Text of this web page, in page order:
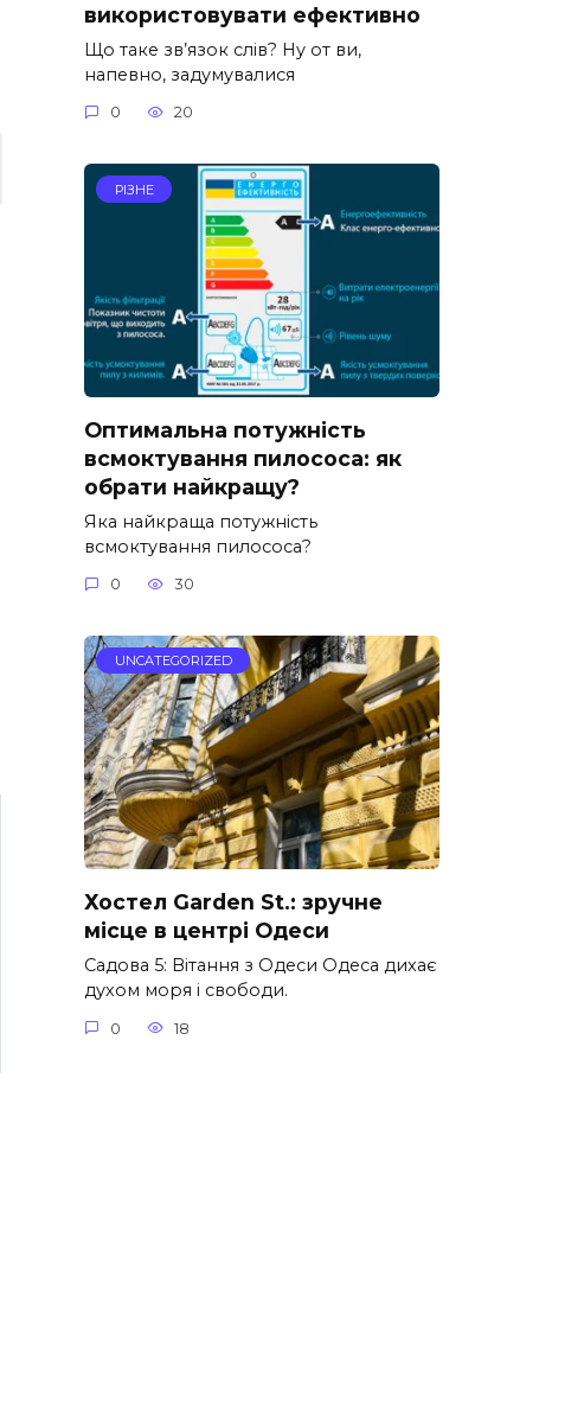
використовувати ефективно
Що таке зв’язок слів? Ну от ви,
напевно, задумувалися
0 20
РІЗНЕ
Оптимальна потужність
всмоктування пилососа: як
обрати найкращу?
Яка найкраща потужність
всмоктування пилососа?
0 30
UNCATEGORIZED
Хостел Garden St.: зручне
місце в центрі Одеси
Садова 5: Вітання з Одеси Одеса дихає
духом моря і свободи.
0 18